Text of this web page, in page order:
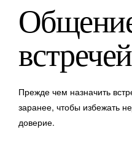
встречей
Прежде чем назначить
заранее, чтобы избежать
доверие.